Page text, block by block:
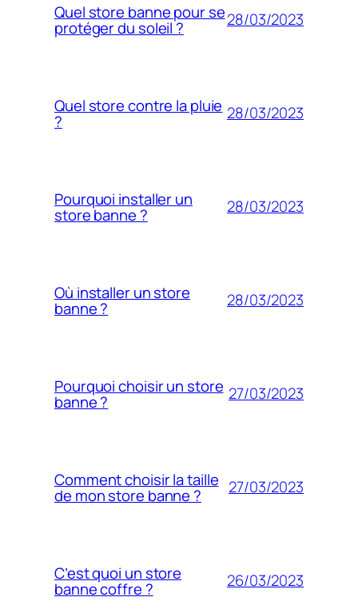
Quel store banne pour se
protéger du soleil ? 28/03/2023
Quel store contre la pluie
? 28/03/2023
Pourquoi installer un
store banne ? 28/03/2023
Où installer un store
banne ? 28/03/2023
Pourquoi choisir un store
banne ? 27/03/2023
Comment choisir la taille
de mon store banne ? 27/03/2023
C’est quoi un store
banne coffre ? 26/03/2023